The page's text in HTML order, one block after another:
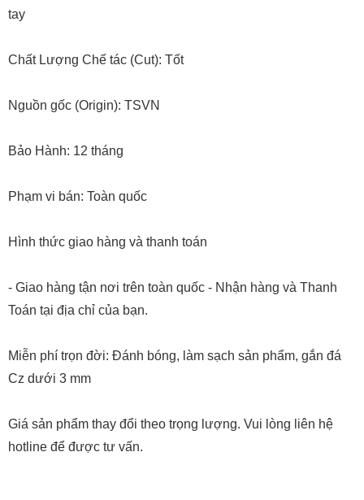
tay
Chất Lượng Chế tác (Cut): Tốt
Nguồn gốc (Origin): TSVN
Bảo Hành: 12 tháng
Phạm vi bán: Toàn quốc
Hình thức giao hàng và thanh toán
- Giao hàng tận nơi trên toàn quốc - Nhận hàng và Thanh
Toán tại địa chỉ của bạn.
Miễn phí trọn đời: Đánh bóng, làm sạch sản phẩm, gắn đá
Cz dưới 3 mm
Giá sản phẩm thay đổi theo trọng lượng. Vui lòng liên hệ
hotline để được tư vấn.